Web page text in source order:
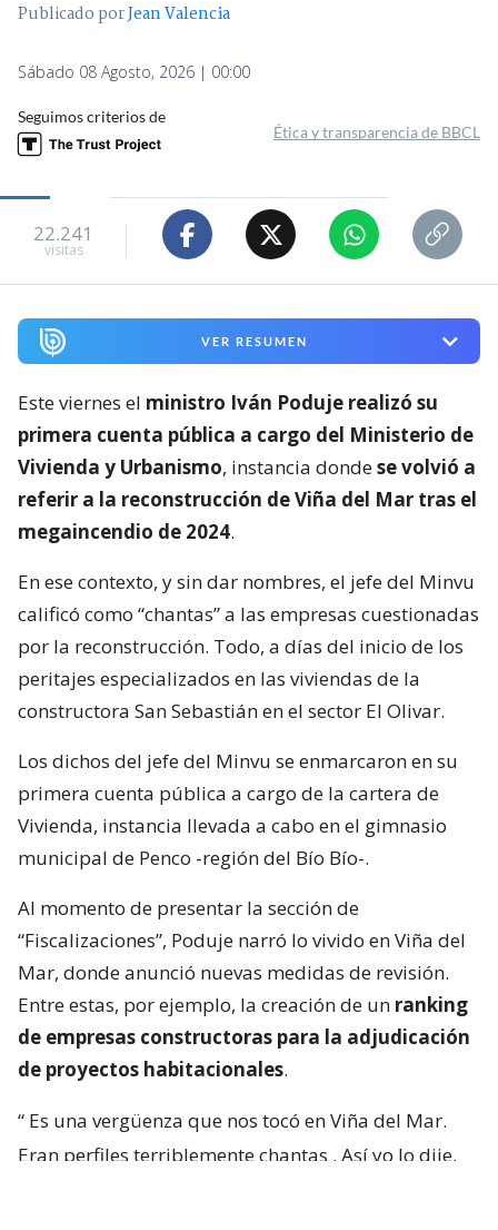
Publicado porJean Valencia
Sábado 08 Agosto, 2026 | 00:00
Seguimos criterios de
Ética y transparencia de BBCL
22.241
visitas
VER RESUMEN
Este viernes el ministro Iván Poduje realizó su
primera cuenta pública a cargo del Ministerio de
Vivienda y Urbanismo, instancia dondese volvió a
referir a la reconstrucción de Viña del Mar tras el
megaincendio de 2024.
En ese contexto, y sin dar nombres, el jefe del Minvu
calificó como “chantas” a las empresas cuestionadas
por la reconstrucción. Todo, a días del inicio de los
peritajes especializados en las viviendas de la
constructora San Sebastián en el sector El Olivar.
Los dichos del jefe del Minvu se enmarcaron en su
primera cuenta pública a cargo de la cartera de
Vivienda, instancia llevada a cabo en el gimnasio
municipal de Penco -región del Bío Bío-.
Al momento de presentar la sección de
“Fiscalizaciones”, Poduje narró lo vivido en Viña del
Mar, donde anunció nuevas medidas de revisión.
Entre estas, por ejemplo, la creación de un ranking
de empresas constructoras para la adjudicación
de proyectos habitacionales.
“ Es una vergüenza que nos tocó en Viña del Mar.
Eran perfiles terriblemente chantas . Así yo lo dije.